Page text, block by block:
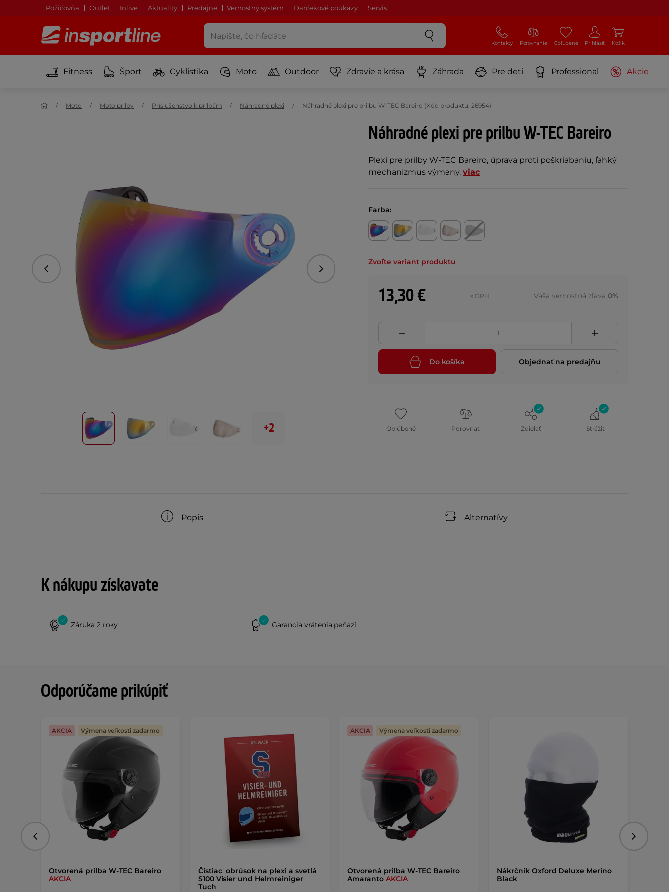
Požičovňa Outlet Inlive Aktuality Predajne Vernostný systém Darčekové poukazy Servis
Kontakty Porovnanie Obľúbené Prihlásiť Košík
Fitness Šport Cyklistika Moto Outdoor Zdravie a krása Záhrada Pre deti Professional Akcie
Moto Moto prilby Príslušenstvo k prilbám Náhradné plexi Náhradné plexi pre prilbu W-TEC Bareiro (Kód produktu: 26954)
Náhradné plexi pre prilbu W-TEC Bareiro
Plexi pre prilby W-TEC Bareiro, úprava proti poškriabaniu, ľahký
mechanizmus výmeny. viac
Predchádzajúce Nasledujúce
+2
Farba:
Zvoľte variant produktu
13,30 € s DPH Vaša vernostná zľava 0%
Do košíka Objednať na predajňu
Obľúbené Porovnať Zdielať Strážiť
Popis Alternatívy
K nákupu získavate
Záruka 2 roky Garancia vrátenia peňazí
Odporúčame prikúpiť
Otvorená prilba W-TEC Bareiro
AKCIA
AKCIA Výmena veľkosti zadarmo
Čistiaci obrúsok na plexi a svetlá
S100 Visier und Helmreiniger
Tuch
Otvorená prilba W-TEC Bareiro
Amaranto AKCIA
AKCIA Výmena veľkosti zadarmo
Nákrčník Oxford Deluxe Merino
Black
Predchádzajúce